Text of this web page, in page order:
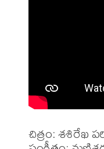
చిత్రం: శశిరేఖ